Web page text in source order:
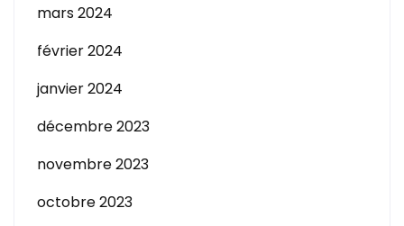
mars 2024
février 2024
janvier 2024
décembre 2023
novembre 2023
octobre 2023